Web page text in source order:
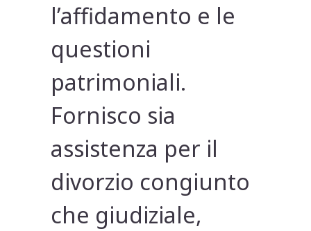
l’affidamento e le
questioni
patrimoniali.
Fornisco sia
assistenza per il
divorzio congiunto
che giudiziale,